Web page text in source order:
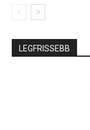
LEGFRISSEBB